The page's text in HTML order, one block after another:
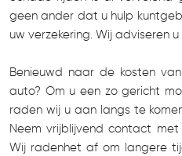
geen ander dat u hulp
uw verzekering. Wij adviseren
Benieuwd naar de kosten
auto? Om u een zo gericht
raden wij u aan langs te
Neem vrijblijvend contact
Wij radenhet af om langere